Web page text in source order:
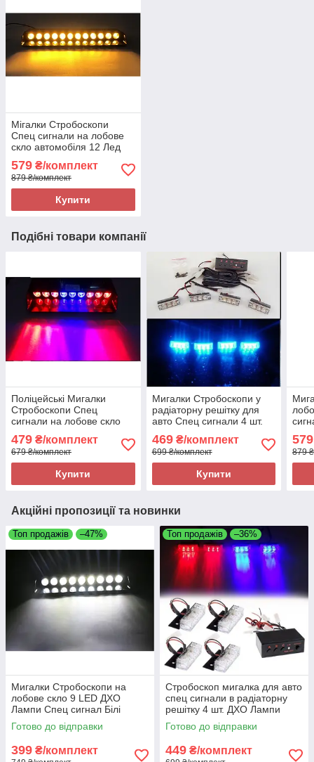
Мігалки Стробоскопи
Спец сигнали на лобове
скло автомобіля 12 Лед
579 ₴/комплект
879 ₴/комплект
Купити
Подібні товари компанії
Поліцейські Мигалки
Стробоскопи Спец
сигнали на лобове скло
автомобіля 9 Лед ламп
ДХО Червоний+Синій
479 ₴/комплект
679 ₴/комплект
Купити
Мигалки Стробоскопи у
радіаторну решітку для
авто Спец сигнали 4 шт.
ДХО Лампи Синій
469₴/комплект
699 ₴/комплект
Купити
579
879
Акційні пропозиції та новинки
Топ продажів –47%
Мигалки Стробоскопи на
лобове скло 9 LED ДХО
Лампи Спец сигнал Білі
Готово до відправки
399 ₴/комплект
Топ продажів –36%
Стробоскоп мигалка для авто
спец сигнали в радіаторну
решітку 4 шт. ДХО Лампи
Синій + Червоний
Готово до відправки
449 ₴/комплект